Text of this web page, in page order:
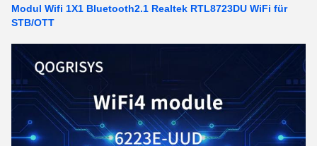
Modul Wifi 1X1 Bluetooth2.1 Realtek RTL8723DU WiFi für
STB/OTT